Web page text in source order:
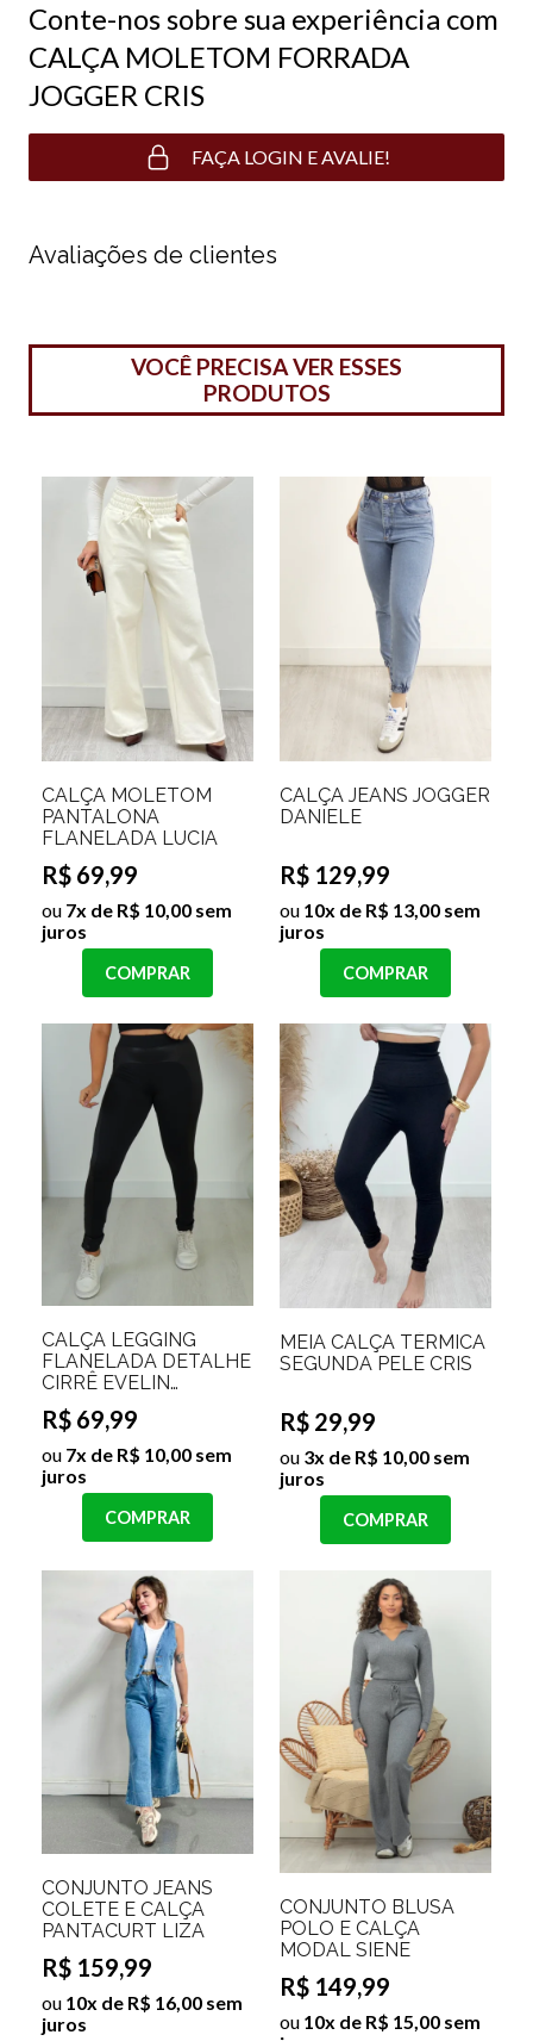
Conte-nos sobre sua experiência com
CALÇA MOLETOM FORRADA
JOGGER CRIS
FAÇA LOGIN E AVALIE!
Avaliações de clientes
VOCÊ PRECISA VER ESSES
PRODUTOS
CALÇA MOLETOM
PANTALONA
FLANELADA LUCIA
R$ 69,99
ou 7x de R$ 10,00 sem
juros
COMPRAR
CALÇA JEANS JOGGER
DANIELE
R$ 129,99
ou 10x de R$ 13,00 sem
juros
COMPRAR
CALÇA LEGGING
FLANELADA DETALHE
CIRRÊ EVELIN
Tamanho:M;Cor:Preto
R$ 69,99
ou 7x de R$ 10,00 sem
juros
COMPRAR
MEIA CALÇA TÉRMICA
SEGUNDA PELE CRIS
R$ 29,99
ou 3x de R$ 10,00 sem
juros
COMPRAR
CONJUNTO JEANS
COLETE E CALÇA
PANTACURT LIZA
R$ 159,99
ou 10x de R$ 16,00 sem
juros
CONJUNTO BLUSA
POLO E CALÇA
MODAL SIENE
R$ 149,99
ou 10x de R$ 15,00 sem